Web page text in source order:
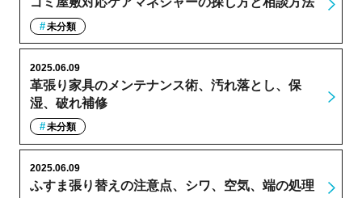
未分類
革張り家具のメンテナンス術、汚れ落とし、保
湿、破れ補修
2025.06.09
未分類
ふすま張り替えの注意点、シワ、空気、端の処理
2025.06.09